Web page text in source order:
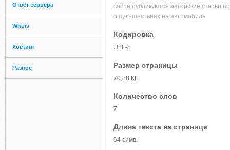
Ответ сервера
Whois
Хостинг
Разное
сайта публикуются авторские статьи
о путешествиях на автомобиле
Кодировка
UTF-8
Размер страницы
70.88 КБ
Количество слов
7
Длина текста на странице
64 симв.